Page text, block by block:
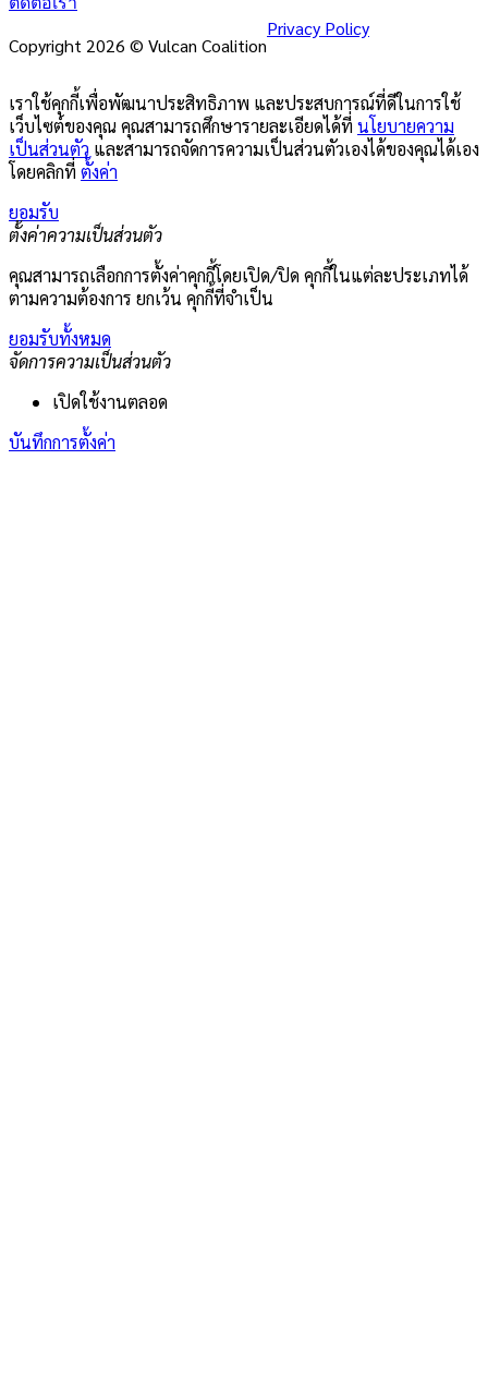
Copyright 2026 © Vulcan Coalition
Privacy Policy
เราใช้คุกกี้เพื่อพัฒนาประสิทธิภาพ และประสบการณ์ที่ดีในการใช้
เว็บไซต์ของคุณ คุณสามารถศึกษารายละเอียดได้ที่ นโยบายความ
เป็นส่วนตัว และสามารถจัดการความเป็นส่วนตัวเองได้ของคุณได้เอง
โดยคลิกที่ ตั้งค่า
ยอมรับ
ตั้งค่าความเป็นส่วนตัว
คุณสามารถเลือกการตั้งค่าคุกกี้โดยเปิด/ปิด คุกกี้ในแต่ละประเภทได้
ตามความต้องการ ยกเว้น คุกกี้ที่จำเป็น
ยอมรับทั้งหมด
จัดการความเป็นส่วนตัว
เปิดใช้งานตลอด
บันทึกการตั้งค่า